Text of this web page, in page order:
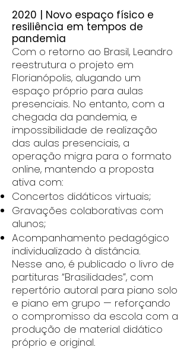
2020 | Novo espaço físico e
resiliência em tempos de
pandemia
Com o retorno ao Brasil, Leandro
reestrutura o projeto em
Florianópolis, alugando um
espaço próprio para aulas
presenciais. No entanto, com a
chegada da pandemia, e
impossibilidade de realização
das aulas presenciais, a
operação migra para o formato
online, mantendo a proposta
ativa com:
Concertos didáticos virtuais;
Gravações colaborativas com
alunos;
Acompanhamento pedagógico
individualizado à distância.
Nesse ano, é publicado o livro de
partituras “Brasilidades”, com
repertório autoral para piano solo
e piano em grupo — reforçando
o compromisso da escola com a
produção de material didático
próprio e original.